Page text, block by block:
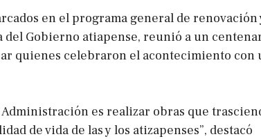
en el programa general de renovación
Gobierno atiapense, reunió a un
quienes celebraron el acontecimiento con
Administración es realizar obras que
de vida de las y los atizapenses”, destacó